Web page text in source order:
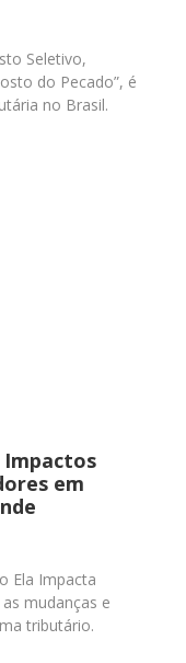
Seletivo,
do Pecado”, é
no Brasil.
Impactos
em
Ela Impacta
mudanças e
tributário.